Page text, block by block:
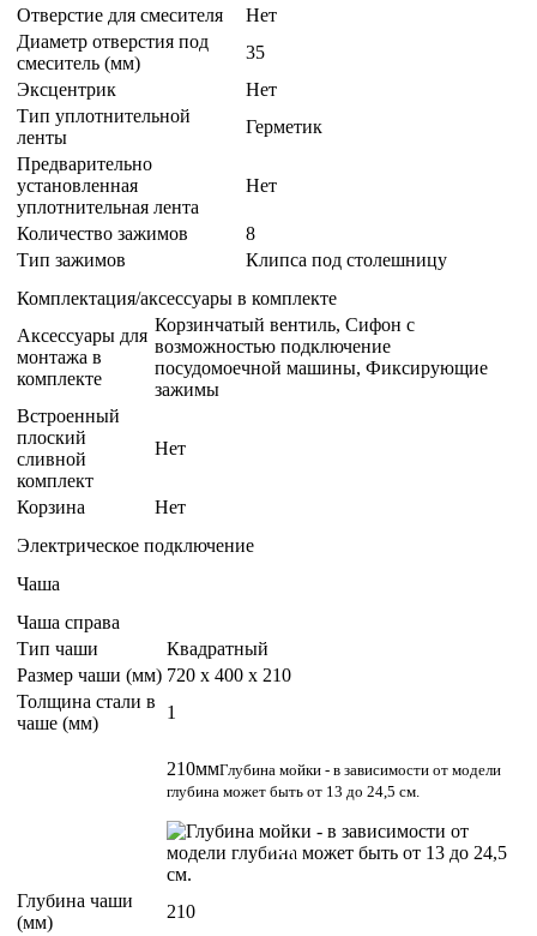
Отверстие для смесителя
Нет
Диаметр отверстия под
смеситель (мм)
35
Эксцентрик
Нет
Тип уплотнительной
ленты
Герметик
Предварительно
установленная
уплотнительная лента
Нет
Количество зажимов
8
Тип зажимов
Клипса под столешницу
Комплектация/аксессуары в комплекте
Аксессуары для
монтажа в
комплекте
Корзинчатый вентиль, Сифон с
возможностью подключение
посудомоечной машины, Фиксирующие
зажимы
Встроенный
плоский
сливной
комплект
Нет
Корзина
Нет
Электрическое подключение
Чаша
Чаша справа
Тип чаши
Квадратный
Размер чаши (мм) 720 x 400 x 210
Толщина стали в
чаше (мм)
1
210ммГлубина мойки - в зависимости от модели
глубина может быть от 13 до 24,5 см.
Глубина чаши
(мм)
210